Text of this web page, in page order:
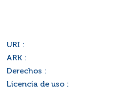
URI :
ARK :
Derechos :
Licencia de uso :